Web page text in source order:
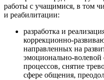
работы с учащимися, в том
и реабилитации:
разработка и
коррекционно-
направленных на
эмоционально-
процессов, снятие
сфере общения,